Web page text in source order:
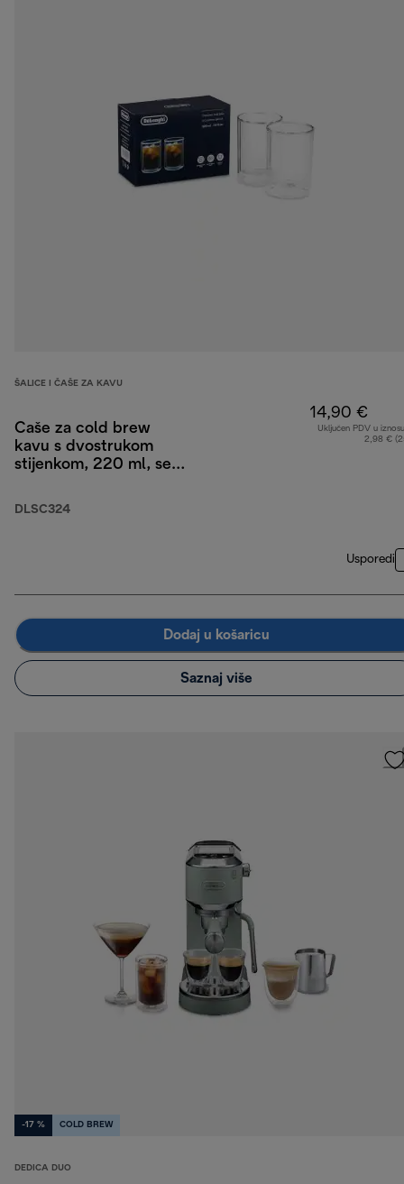
ŠALICE I ČAŠE ZA KAVU
Čaše za cold brew
kavu s dvostrukom
stijenkom, 220 ml, set
DLSC324
14,90 €
Uključen PDV u
2,98 €
Usporedi
Dodaj u košaricu
Saznaj više
-17 % COLD BREW
DEDICA DUO